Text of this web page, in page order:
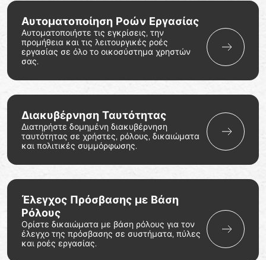
Αυτοματοποίηση Ροών Εργασίας
Αυτοματοποιήστε τις εγκρίσεις, την
προμήθεια και τις λειτουργικές ροές
εργασίας σε όλο το οικοσύστημα χρηστών
σας.
Διακυβέρνηση Ταυτότητας
Διατηρήστε δομημένη διακυβέρνηση
ταυτότητας σε χρήστες, ρόλους, δικαιώματα
και πολιτικές συμμόρφωσης.
Έλεγχος Πρόσβασης με Βάση
Ρόλους
Ορίστε δικαιώματα με βάση ρόλους για τον
έλεγχο της πρόσβασης σε συστήματα, πύλες
και ροές εργασίας.